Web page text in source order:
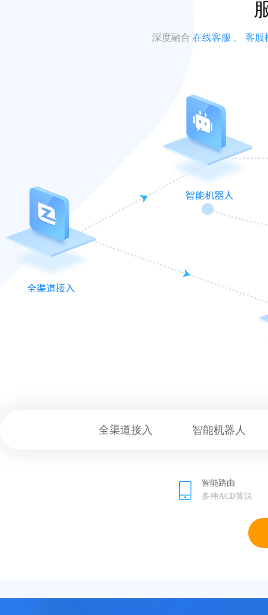
深度融合 在线客服 、 客服
全渠道接入 智能机器人
智能路由
多种ACD算法